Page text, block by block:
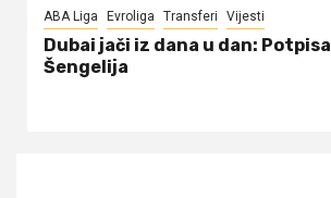
ABA Liga Evroliga Transferi Vijesti
Dubai jači iz dana u dan:
Šengelija